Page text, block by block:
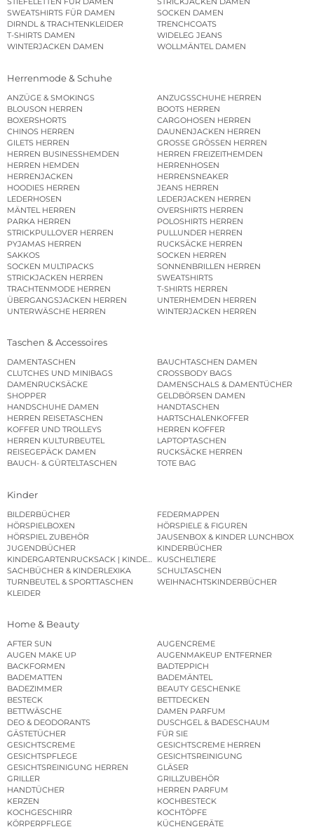
SWEATSHIRTS FÜR DAMEN
SOCKEN DAMEN
DIRNDL & TRACHTENKLEIDER
TRENCHCOATS
T-SHIRTS DAMEN
WIDELEG JEANS
WINTERJACKEN DAMEN
WOLLMÄNTEL DAMEN
Herrenmode & Schuhe
ANZÜGE & SMOKINGS
ANZUGSSCHUHE HERREN
BLOUSON HERREN
BOOTS HERREN
BOXERSHORTS
CARGOHOSEN HERREN
CHINOS HERREN
DAUNENJACKEN HERREN
GILETS HERREN
GROSSE GRÖSSEN HERREN
HERREN BUSINESSHEMDEN
HERREN FREIZEITHEMDEN
HERREN HEMDEN
HERRENHOSEN
HERRENJACKEN
HERRENSNEAKER
HOODIES HERREN
JEANS HERREN
LEDERHOSEN
LEDERJACKEN HERREN
MÄNTEL HERREN
OVERSHIRTS HERREN
PARKA HERREN
POLOSHIRTS HERREN
STRICKPULLOVER HERREN
PULLUNDER HERREN
PYJAMAS HERREN
RUCKSÄCKE HERREN
SAKKOS
SOCKEN HERREN
SOCKEN MULTIPACKS
SONNENBRILLEN HERREN
STRICKJACKEN HERREN
SWEATSHIRTS
TRACHTENMODE HERREN
T-SHIRTS HERREN
ÜBERGANGSJACKEN HERREN
UNTERHEMDEN HERREN
UNTERWÄSCHE HERREN
WINTERJACKEN HERREN
Taschen & Accessoires
DAMENTASCHEN
BAUCHTASCHEN DAMEN
CLUTCHES UND MINIBAGS
CROSSBODY BAGS
DAMENRUCKSÄCKE
DAMENSCHALS & DAMENTÜCHER
SHOPPER
GELDBÖRSEN DAMEN
HANDSCHUHE DAMEN
HANDTASCHEN
HERREN REISETASCHEN
HARTSCHALENKOFFER
KOFFER UND TROLLEYS
HERREN KOFFER
HERREN KULTURBEUTEL
LAPTOPTASCHEN
REISEGEPÄCK DAMEN
RUCKSÄCKE HERREN
BAUCH- & GÜRTELTASCHEN
TOTE BAG
Kinder
BILDERBÜCHER
FEDERMAPPEN
HÖRSPIELBOXEN
HÖRSPIELE & FIGUREN
HÖRSPIEL ZUBEHÖR
JAUSENBOX & KINDER LUNCHBOX
JUGENDBÜCHER
KINDERBÜCHER
KINDERGARTENRUCKSACK | KINDERGARTENBEUTEL
KUSCHELTIERE
SACHBÜCHER & KINDERLEXIKA
SCHULTASCHEN
TURNBEUTEL & SPORTTASCHEN
WEIHNACHTSKINDERBÜCHER
KLEIDER
Home & Beauty
AFTER SUN
AUGENCREME
AUGEN MAKE UP
AUGENMAKEUP ENTFERNER
BACKFORMEN
BADTEPPICH
BADEMATTEN
BADEMÄNTEL
BADEZIMMER
BEAUTY GESCHENKE
BESTECK
BETTDECKEN
BETTWÄSCHE
DAMEN PARFUM
DEO & DEODORANTS
DUSCHGEL & BADESCHAUM
GÄSTETÜCHER
FÜR SIE
GESICHTSCREME
GESICHTSCREME HERREN
GESICHTSPFLEGE
GESICHTSREINIGUNG
GESICHTSREINIGUNG HERREN
GLÄSER
GRILLER
GRILLZUBEHÖR
HANDTÜCHER
HERREN PARFUM
KERZEN
KOCHBESTECK
KOCHGESCHIRR
KOCHTÖPFE
KÖRPERPFLEGE
KÜCHENGERÄTE